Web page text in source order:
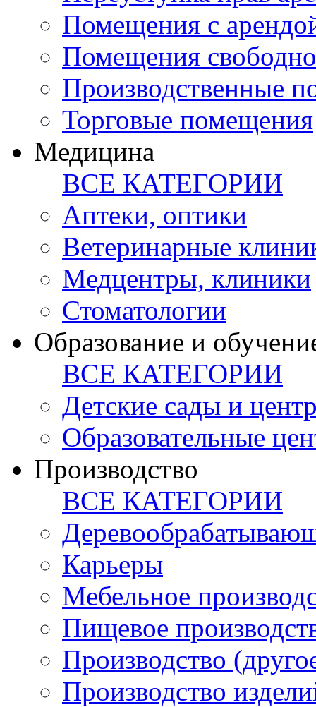
Помещения с
Помещения
Производственные
Торговые помещения
Медицина
ВСЕ КАТЕГОРИИ
Аптеки, оптики
Ветеринарные
Медцентры, клиники
Стоматологии
Образование и
ВСЕ КАТЕГОРИИ
Детские сады и
Образовательные
Производство
ВСЕ КАТЕГОРИИ
Карьеры
Мебельное
Пищевое
Производство
Производство